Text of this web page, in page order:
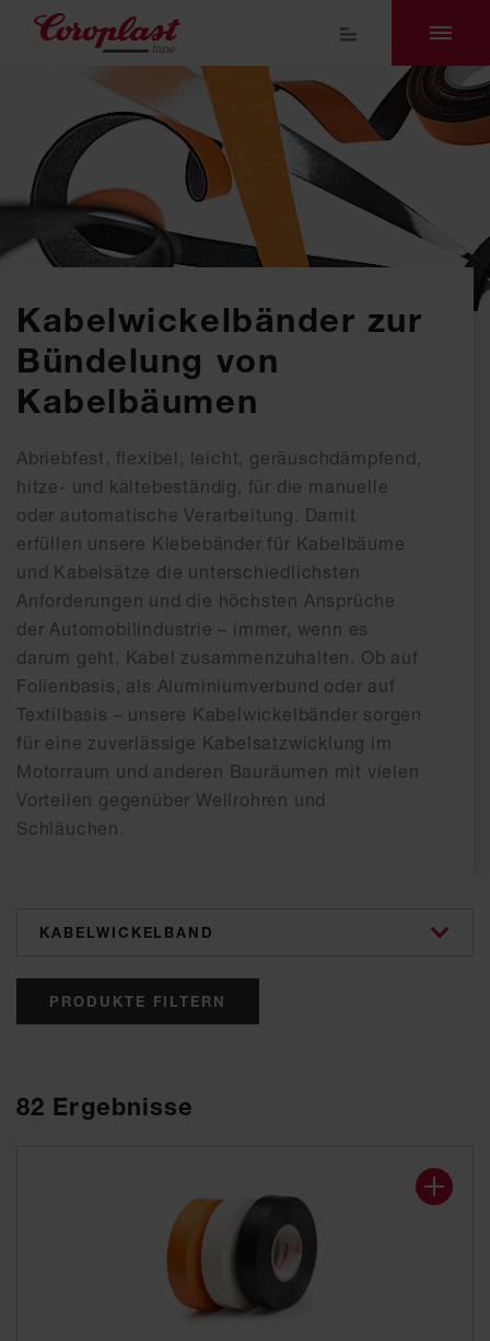
Kabelwickelbänder zur
Bündelung von
Kabelbäumen
Abriebfest, flexibel, leicht, geräuschdämpfend,
hitze- und kältebeständig, für die manuelle
oder automatische Verarbeitung. Damit
erfüllen unsere Klebebänder für Kabelbäume
und Kabelsätze die unterschiedlichsten
Anforderungen und die höchsten Ansprüche
der Automobilindustrie – immer, wenn es
darum geht, Kabel zusammenzuhalten. Ob auf
Folienbasis, als Aluminiumverbund oder auf
Textilbasis – unsere Kabelwickelbänder sorgen
für eine zuverlässige Kabelsatzwicklung im
Motorraum und anderen Bauräumen mit vielen
Vorteilen gegenüber Wellrohren und
Schläuchen.
categories
PRODUKTE FILTERN
82 Ergebnisse